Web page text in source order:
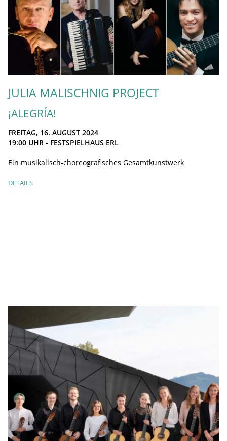
JULIA MALISCHNIG PROJECT
¡ALEGRÍA!
FREITAG, 16. AUGUST 2024
19:00 UHR - FESTSPIELHAUS ERL
Ein musikalisch-choreografisches Gesamtkunstwerk
DETAILS